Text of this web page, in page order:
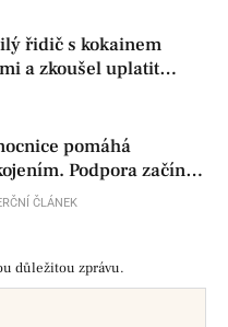
řidič s kokainem
a zkoušel uplatit
pomáhá
Podpora začíná
ČLÁNEK
důležitou zprávu.